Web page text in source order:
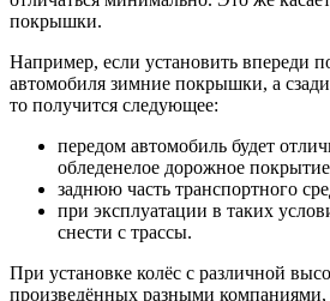
покрышки.
Например, если установить впереди
автомобиля зимние покрышки, а
то получится следующее:
передом автомобиль будет
обледенелое дорожное
заднюю часть транспортного
при эксплуатации в таких
снести с трассы.
При установке колёс с различной
произведённых разными